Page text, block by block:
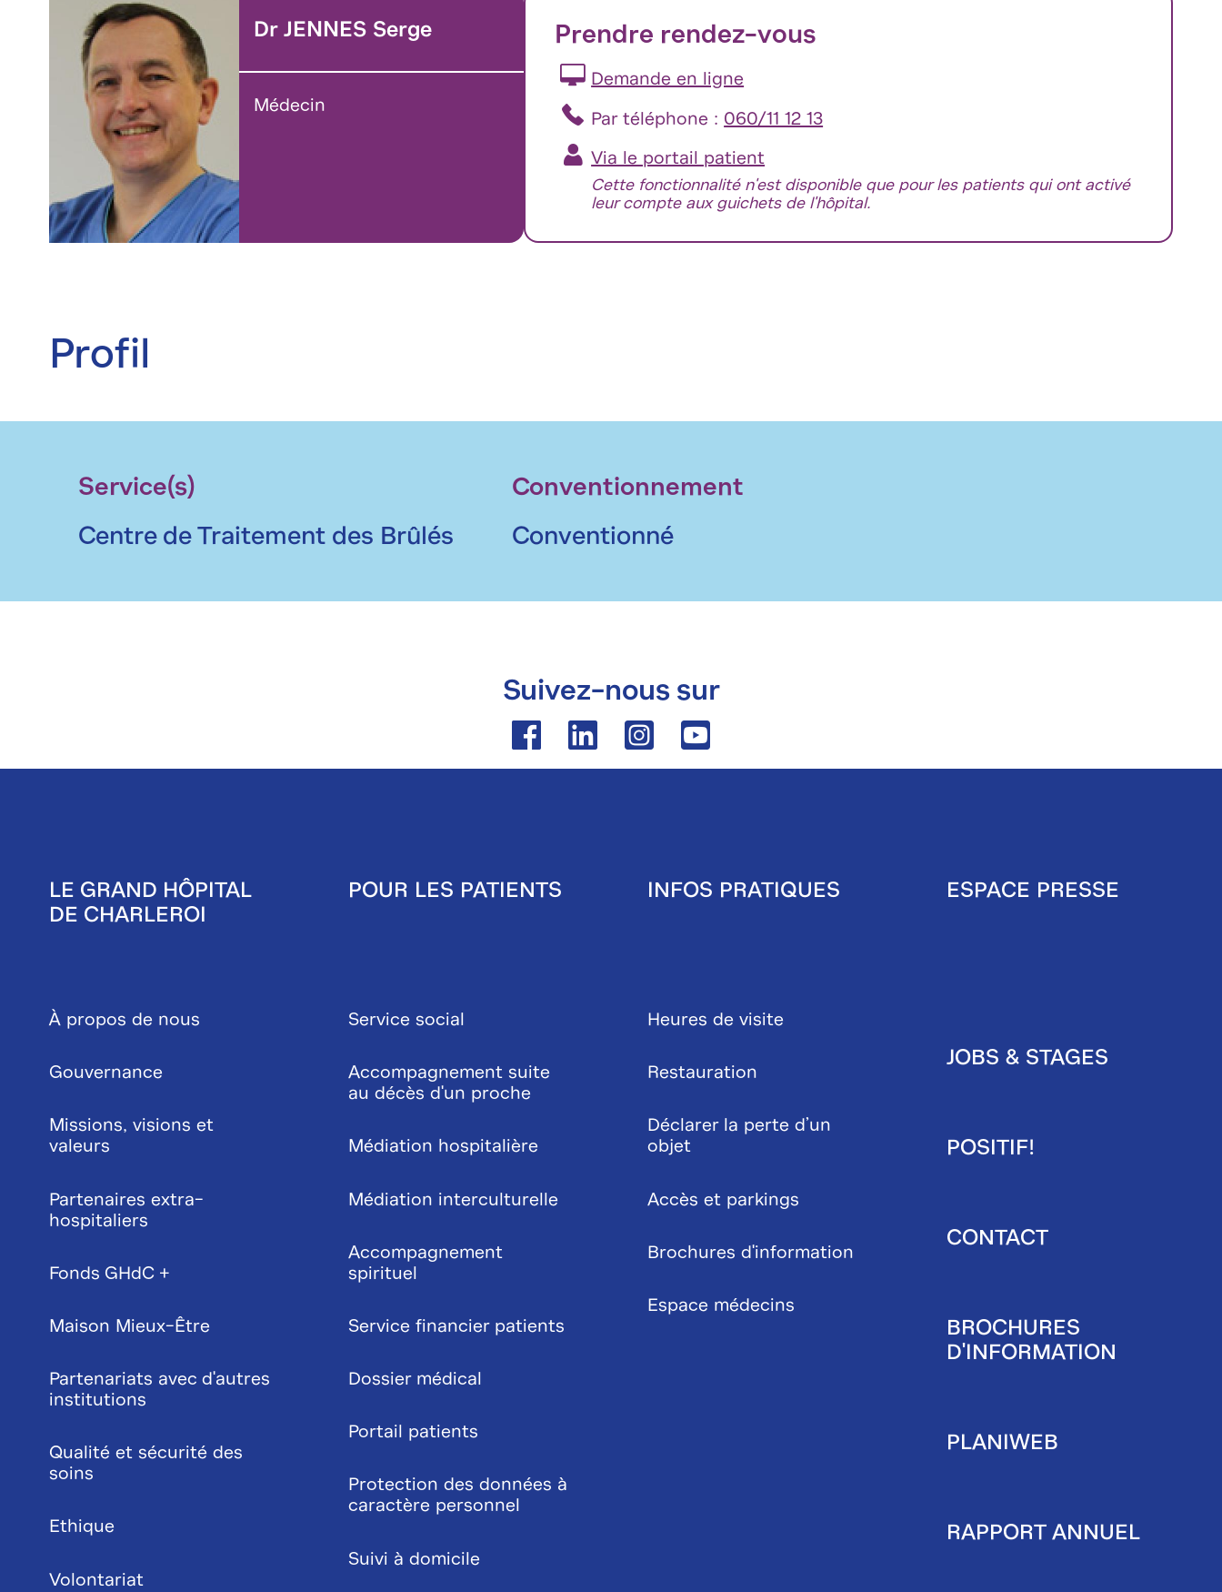
Dr JENNES Serge
Médecin
Prendre rendez-vous
Demande en ligne
Par téléphone : 060/11 12 13
Via le portail patient
Cette fonctionnalité n'est disponible que pour les patients qui ont activé
leur compte aux guichets de l'hôpital.
Profil
Service(s)
Centre de Traitement des Brûlés
Conventionnement
Conventionné
Suivez-nous sur
FacebookLinkedinInstagramYoutube
page
LE GRAND HÔPITAL
DE CHARLEROI
À propos de nous
Gouvernance
Missions, visions et
valeurs
Partenaires extra-
hospitaliers
Fonds GHdC +
Maison Mieux-Être
Partenariats avec d'autres
institutions
Qualité et sécurité des
soins
Ethique
Volontariat
POUR LES PATIENTS
Service social
Accompagnement suite
au décès d'un proche
Médiation hospitalière
Médiation interculturelle
Accompagnement
spirituel
Service financier patients
Dossier médical
Portail patients
Protection des données à
caractère personnel
Suivi à domicile
INFOS PRATIQUES
Heures de visite
Restauration
Déclarer la perte d’un
objet
Accès et parkings
Brochures d'information
Espace médecins
page
ESPACE PRESSE
JOBS & STAGES
POSITIF!
CONTACT
BROCHURES
D'INFORMATION
PLANIWEB
RAPPORT ANNUEL